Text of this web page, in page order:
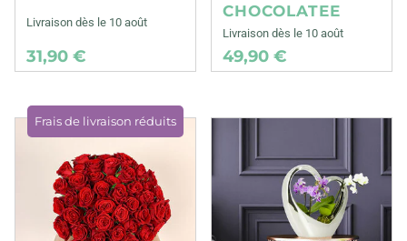
Livraison dès le 10 août
31,90 €
CHOCOLATEE
Livraison dès le 10 août
49,90 €
Frais de livraison réduits